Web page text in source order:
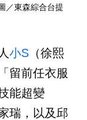
／東森綜合台提
小S （徐熙
留前任衣服
能超變
瑞，以及邱